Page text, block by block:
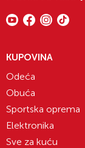
KUPOVINA
Odeća
Obuća
Sportska oprema
Elektronika
Sve za kuću